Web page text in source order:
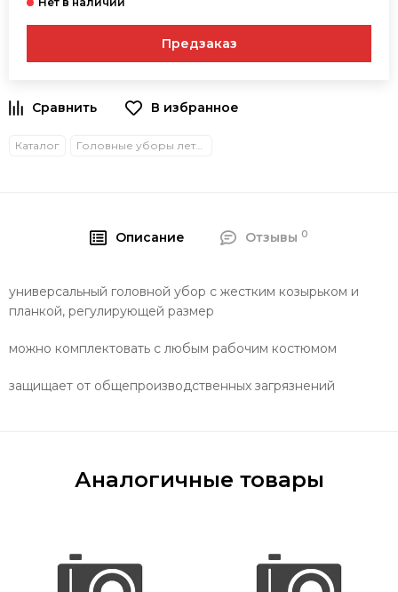
Предзаказ
В избранное
Каталог Головные уборы летние
Описание Отзывы 0
универсальный головной убор с жестким козырьком и
планкой, регулирующей размер
можно комплектовать с любым рабочим костюмом
защищает от общепроизводственных загрязнений
Аналогичные товары